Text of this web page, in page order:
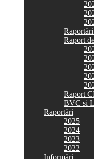
Raport
Raport
BVC si
Raportări
2025
2024
2023
2022
Informări